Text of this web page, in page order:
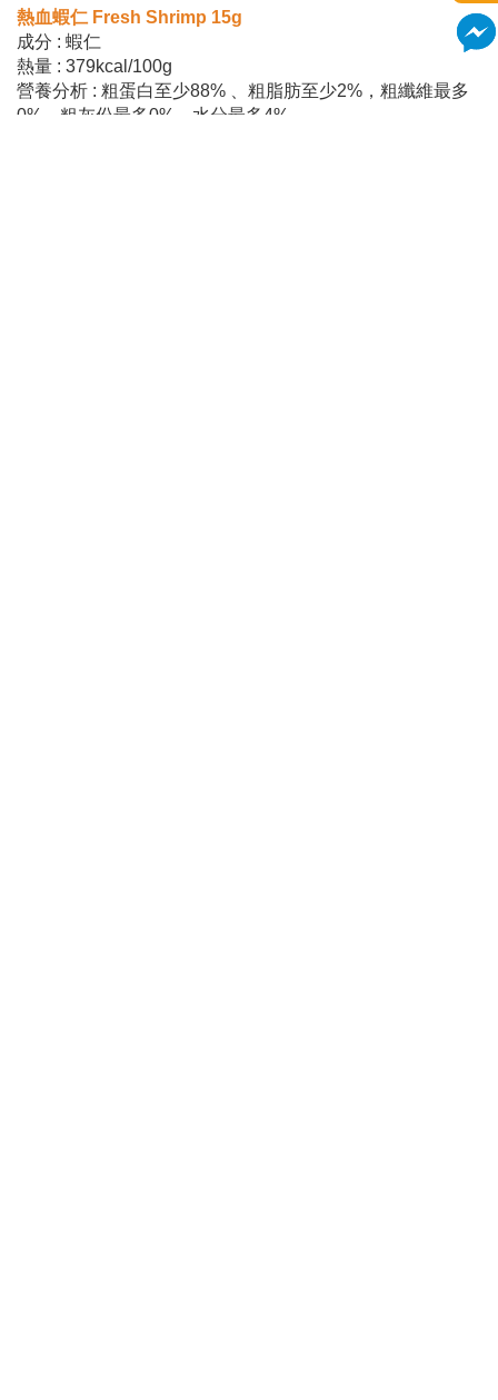
熱血蝦仁 Fresh Shrimp 15g
成分 : 蝦仁
熱量 : 379kcal/100g
營養分析 : 粗蛋白至少88% 、粗脂肪至少2%，粗纖維最多
0%，粗灰份最多0%，水分最多4%